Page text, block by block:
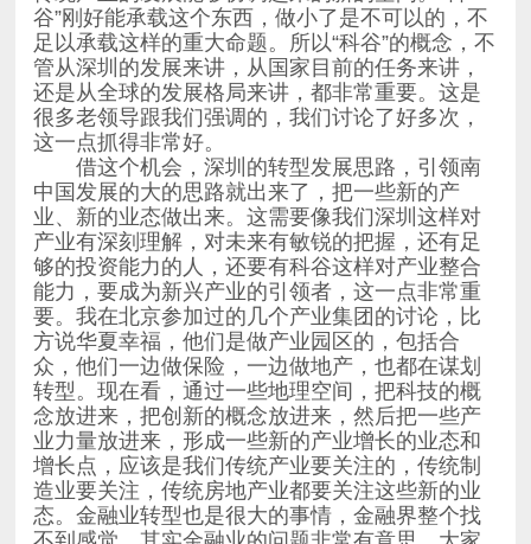
这一点抓得非常好。